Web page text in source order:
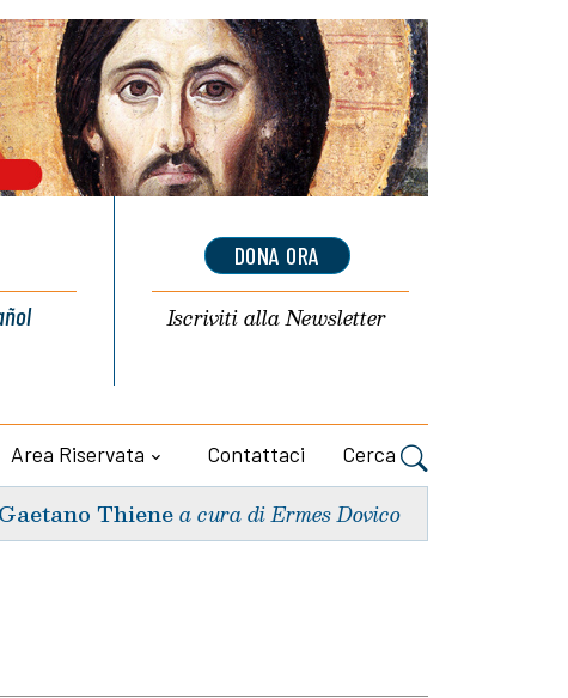
DONA ORA
Iscriviti allaNewsletter
Area Riservata Contattaci Cerca
Thiene a cura di Ermes Dovico